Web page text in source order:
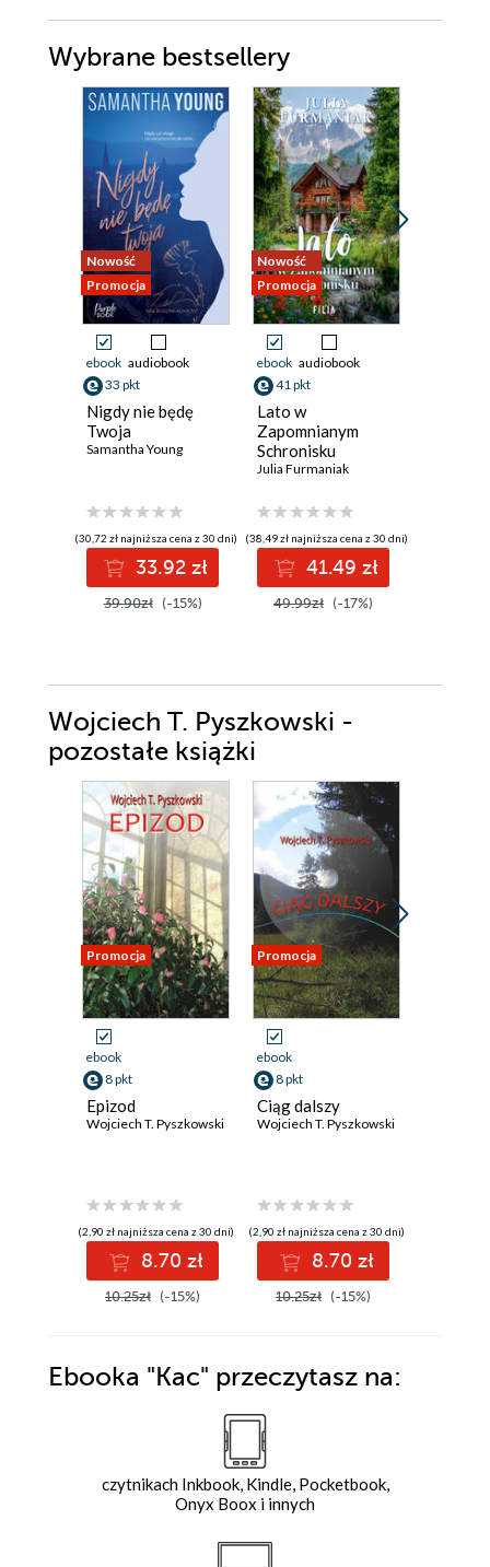
Wybrane bestsellery
Nowość
Promocja
ebook audiobook
33 pkt
Nigdy nie będę
Twoja
Samantha Young
(30,72 zł najniższa cena z 30 dni)
33.92 zł
39.90zł (-15%)
Nowość
Promocja
ebook audiobook
41 pkt
Lato w
Zapomnianym
Schronisku
Julia Furmaniak
(38,49 zł najniższa cena z 30 dni)
41.49 zł
49.99zł (-17%)
Wojciech T. Pyszkowski -
pozostałe książki
Promocja
ebook
8 pkt
Epizod
Wojciech T. Pyszkowski
(2,90 zł najniższa cena z 30 dni)
8.70 zł
10.25zł (-15%)
Promocja
ebook
8 pkt
Ciąg dalszy
Wojciech T. Pyszkowski
(2,90 zł najniższa cena z 30 dni)
8.70 zł
10.25zł (-15%)
Ebooka "Kac" przeczytasz na:
czytnikach Inkbook, Kindle, Pocketbook,
Onyx Boox i innych